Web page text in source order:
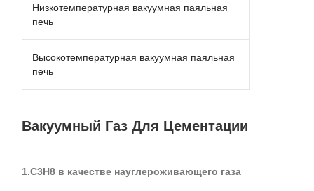
Низкотемпературная вакуумная паяльная
печь
Высокотемпературная вакуумная паяльная
печь
Вакуумный Газ Для Цементации
1.C3H8 в качестве науглероживающего газа